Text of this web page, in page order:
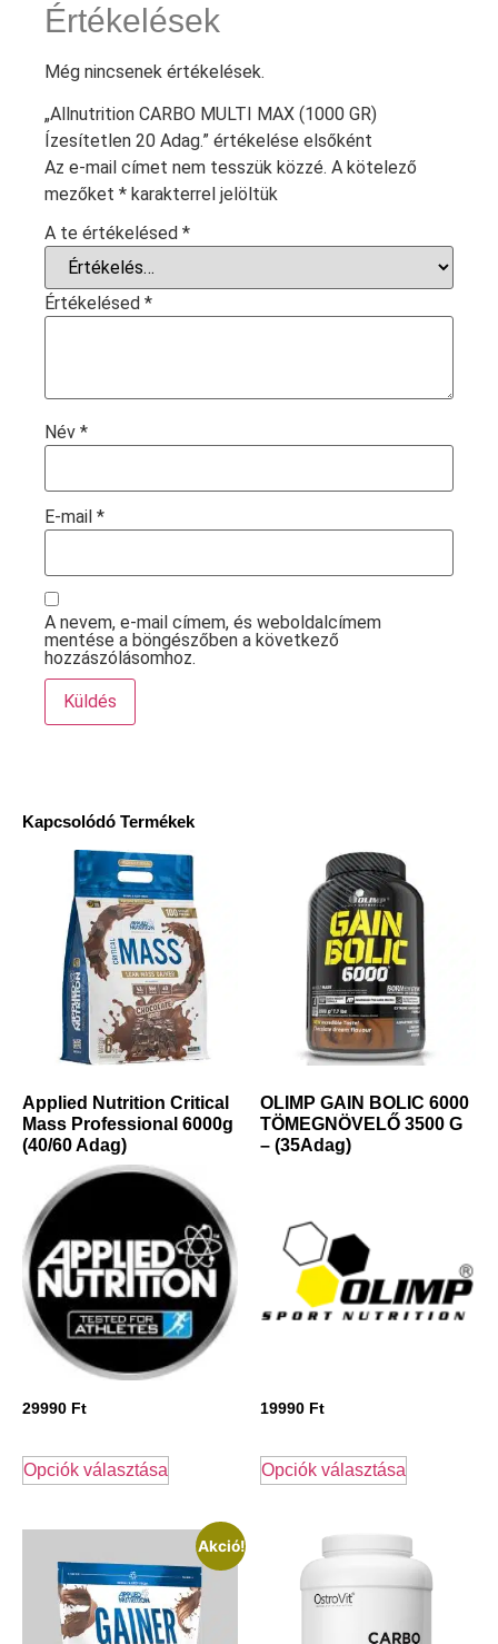
Kapcsolódó Termékek
Applied Nutrition Critical
Mass Professional 6000g
(40/60 Adag)
29990 Ft
Opciók választása
OLIMP GAIN BOLIC 6000
TÖMEGNÖVELŐ 3500 G
– (35Adag)
19990 Ft
Opciók választása
Akció!
Értékelések
Még nincsenek értékelések.
„Allnutrition CARBO MULTI MAX (1000 GR)
Ízesítetlen 20 Adag.” értékelése elsőként
Az e-mail címet nem tesszük közzé. A kötelező
mezőket * karakterrel jelöltük
A te értékelésed *
Értékelésed *
Név *
E-mail *
A nevem, e-mail címem, és weboldalcímem
mentése a böngészőben a következő
hozzászólásomhoz.